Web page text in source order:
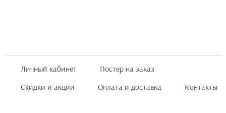
Личный кабинет
Постер на заказ
Скидки и акции
Оплата и доставка
Контакты